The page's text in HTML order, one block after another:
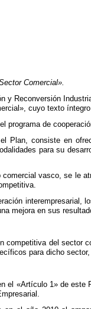
Comercial».
y Reconversión
cuyo texto
programa de
Plan, consiste en
para su
vasco, se le
interempresarial,
mejora en sus
competitiva del
para dicho
el «Artículo 1» de